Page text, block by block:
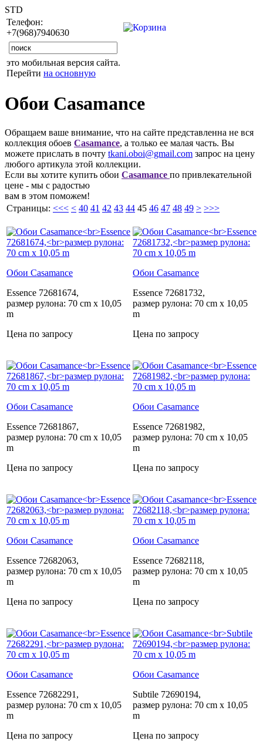
STD
Телефон:
+7(968)7940630
это мобильная версия сайта.
Перейти на основную
Обои Casamance
Обращаем ваше внимание, что на сайте представленна не вся
коллекция обоев Casamance, а только ее малая часть. Вы
можете прислать в почту tkani.oboi@gmail.com запрос на цену
любого артикула этой коллекции.
Если вы хотите купить обои Casamance по привлекательной
цене - мы с радостью
вам в этом поможем!
Страницы: <<< < 40 41 42 43 44 45 46 47 48 49 > >>>
Обои Casamance
Essence 72681674,
размер рулона: 70 cm x 10,05
m
Цена по запросу
Обои Casamance
Essence 72681732,
размер рулона: 70 cm x 10,05
m
Цена по запросу
Обои Casamance
Essence 72681867,
размер рулона: 70 cm x 10,05
m
Цена по запросу
Обои Casamance
Essence 72681982,
размер рулона: 70 cm x 10,05
m
Цена по запросу
Обои Casamance
Essence 72682063,
размер рулона: 70 cm x 10,05
m
Цена по запросу
Обои Casamance
Essence 72682118,
размер рулона: 70 cm x 10,05
m
Цена по запросу
Обои Casamance
Essence 72682291,
размер рулона: 70 cm x 10,05
m
Цена по запросу
Обои Casamance
Subtile 72690194,
размер рулона: 70 cm x 10,05
m
Цена по запросу